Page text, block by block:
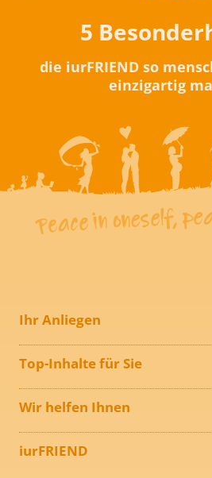
5
die iurFRIEND so
einzigartig
Ihr Anliegen
Top-Inhalte für Sie
Wir helfen Ihnen
iurFRIEND